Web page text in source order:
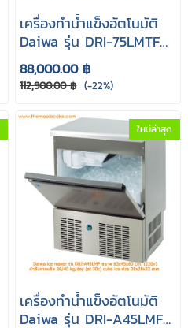
เครื่องทำน้ำแข็งอัตโนมัติ
Daiwa รุ่น DRI-75LMTF
(Cube cap 79 kg.)
88,000.00 ฿
112,900.00 ฿ (-22%)
ใหม่ล่าสุด
เครื่องทำน้ำแข็งอัตโนมัติ
Daiwa รุ่น DRI-A45LMF